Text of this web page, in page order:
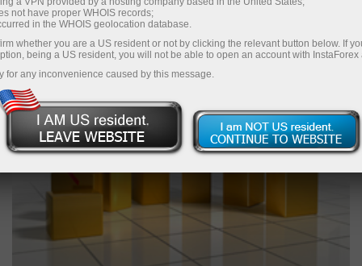
not have proper WHOIS records;
in the WHOIS geolocation database.
whether you are a US resident or not by clicking the relevant button below. If
being a US resident, you will not be able to open an account with InstaForex
for any inconvenience caused by this message.